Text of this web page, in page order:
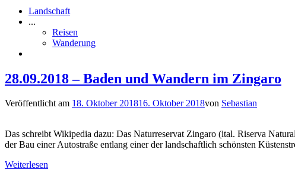
Landschaft
...
Reisen
Wanderung
28.09.2018 – Baden und Wandern im Zingaro
Veröffentlicht am 18. Oktober 201816. Oktober 2018von Sebastian
Das schreibt Wikipedia dazu: Das Naturreservat Zingaro (ital. Riserva
der Bau einer Autostraße entlang einer der landschaftlich schönsten
Weiterlesen